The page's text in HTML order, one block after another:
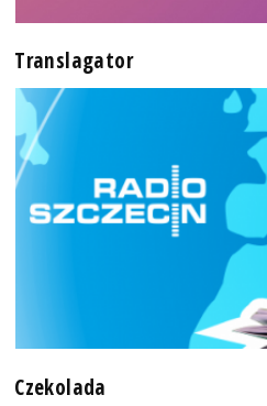
Translagator
Czekolada